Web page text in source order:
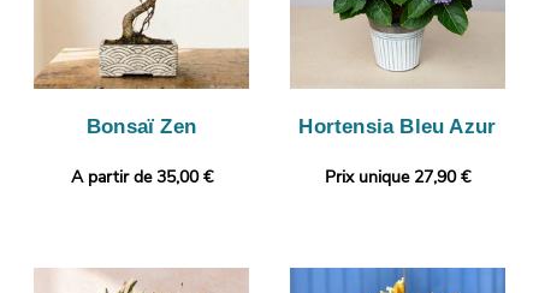
Bonsaï Zen
A partir de 35,00 €
Hortensia Bleu Azur
Prix unique 27,90 €